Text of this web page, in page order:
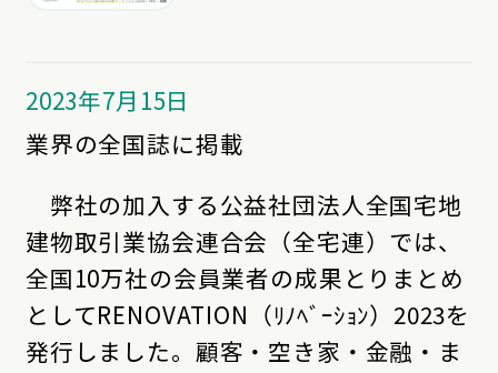
2023年7月15日
業界の全国誌に掲載
弊社の加入する公益社団法人全国宅地
建物取引業協会連合会（全宅連）では、
全国10万社の会員業者の成果とりまとめ
としてRENOVATION（ﾘﾉﾍﾞｰｼｮﾝ）2023を
発行しました。顧客・空き家・金融・ま